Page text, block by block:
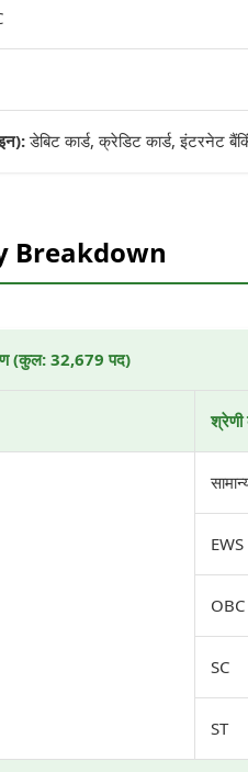
डेबिट कार्ड, क्रेडिट कार्ड, इंटरनेट
Breakdown
(कुल: 32,679 पद)
श्रेणी
EWS
OBC
SC
ST